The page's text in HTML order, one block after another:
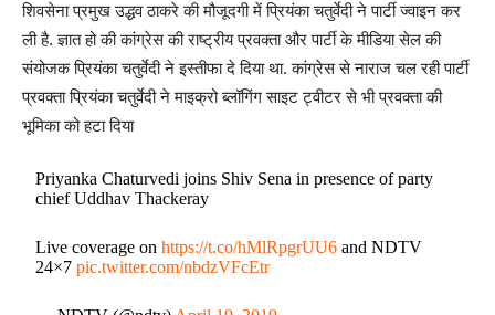
शिवसेना प्रमुख उद्धव ठाकरे की मौजूदगी में प्रियंका चतुर्वेदी ने पार्टी ज्वाइन कर
ली है. ज्ञात हो की कांग्रेस की राष्ट्रीय प्रवक्ता और पार्टी के मीडिया सेल की
संयोजक प्रियंका चतुर्वेदी ने इस्तीफा दे दिया था. कांग्रेस से नाराज चल रही पार्टी
प्रवक्ता प्रियंका चतुर्वेदी ने माइक्रो ब्लॉगिंग साइट ट्वीटर से भी प्रवक्ता की
भूमिका को हटा दिया
Priyanka Chaturvedi joins Shiv Sena in presence of party
chief Uddhav Thackeray
Live coverage onhttps://t.co/hMlRpgrUU6 and NDTV
24×7pic.twitter.com/nbdzVFcEtr